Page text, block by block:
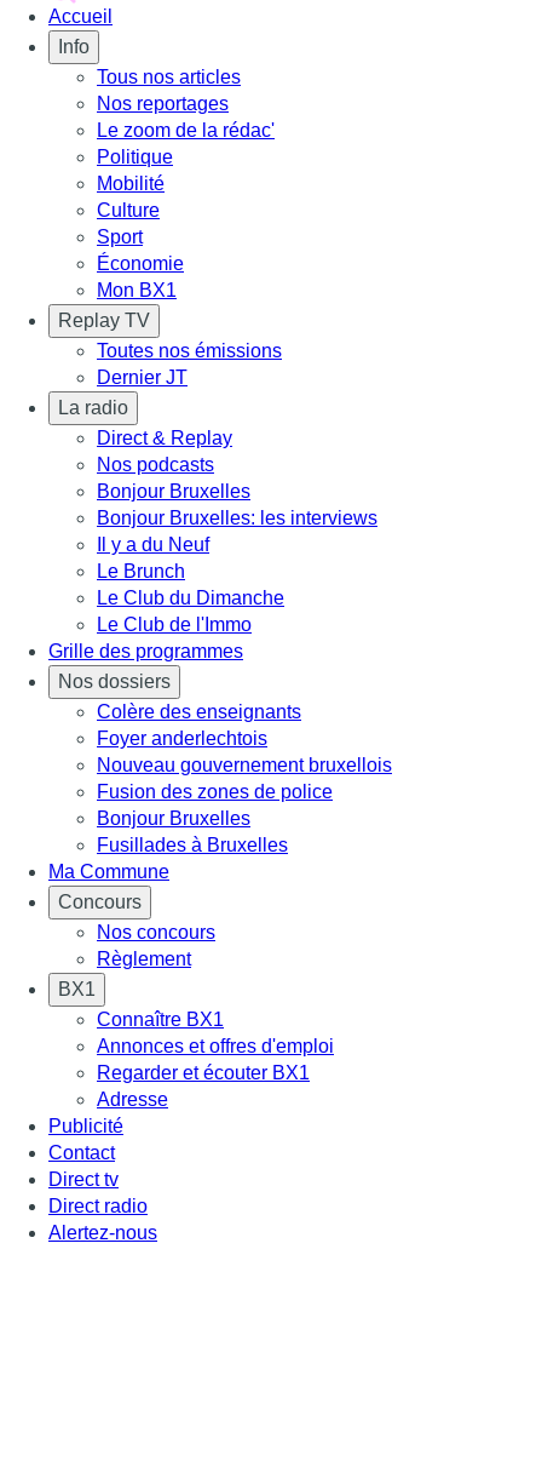
Accueil
Info
Tous nos articles
Nos reportages
Le zoom de la rédac'
Politique
Mobilité
Culture
Sport
Économie
Mon BX1
Replay TV
Toutes nos émissions
Dernier JT
La radio
Direct & Replay
Nos podcasts
Bonjour Bruxelles
Bonjour Bruxelles: les interviews
Il y a du Neuf
Le Brunch
Le Club du Dimanche
Le Club de l'Immo
Grille des programmes
Nos dossiers
Colère des enseignants
Foyer anderlechtois
Nouveau gouvernement bruxellois
Fusion des zones de police
Bonjour Bruxelles
Fusillades à Bruxelles
Ma Commune
Concours
Nos concours
Règlement
BX1
Connaître BX1
Annonces et offres d'emploi
Regarder et écouter BX1
Adresse
Publicité
Contact
Direct tv
Direct radio
Alertez-nous